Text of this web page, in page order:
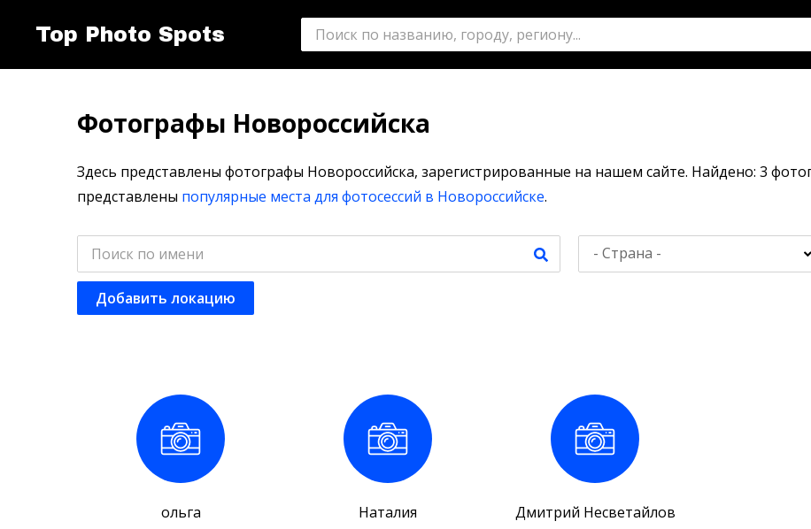
Top Photo Spots
Фотографы Новороссийска
Здесь представлены фотографы Новороссийска, зарегистрированные на нашем сайте. Найдено: 3
представлены популярные места для фотосессий в Новороссийске.
Добавить локацию
ольга
Наталия
Дмитрий Несветайлов